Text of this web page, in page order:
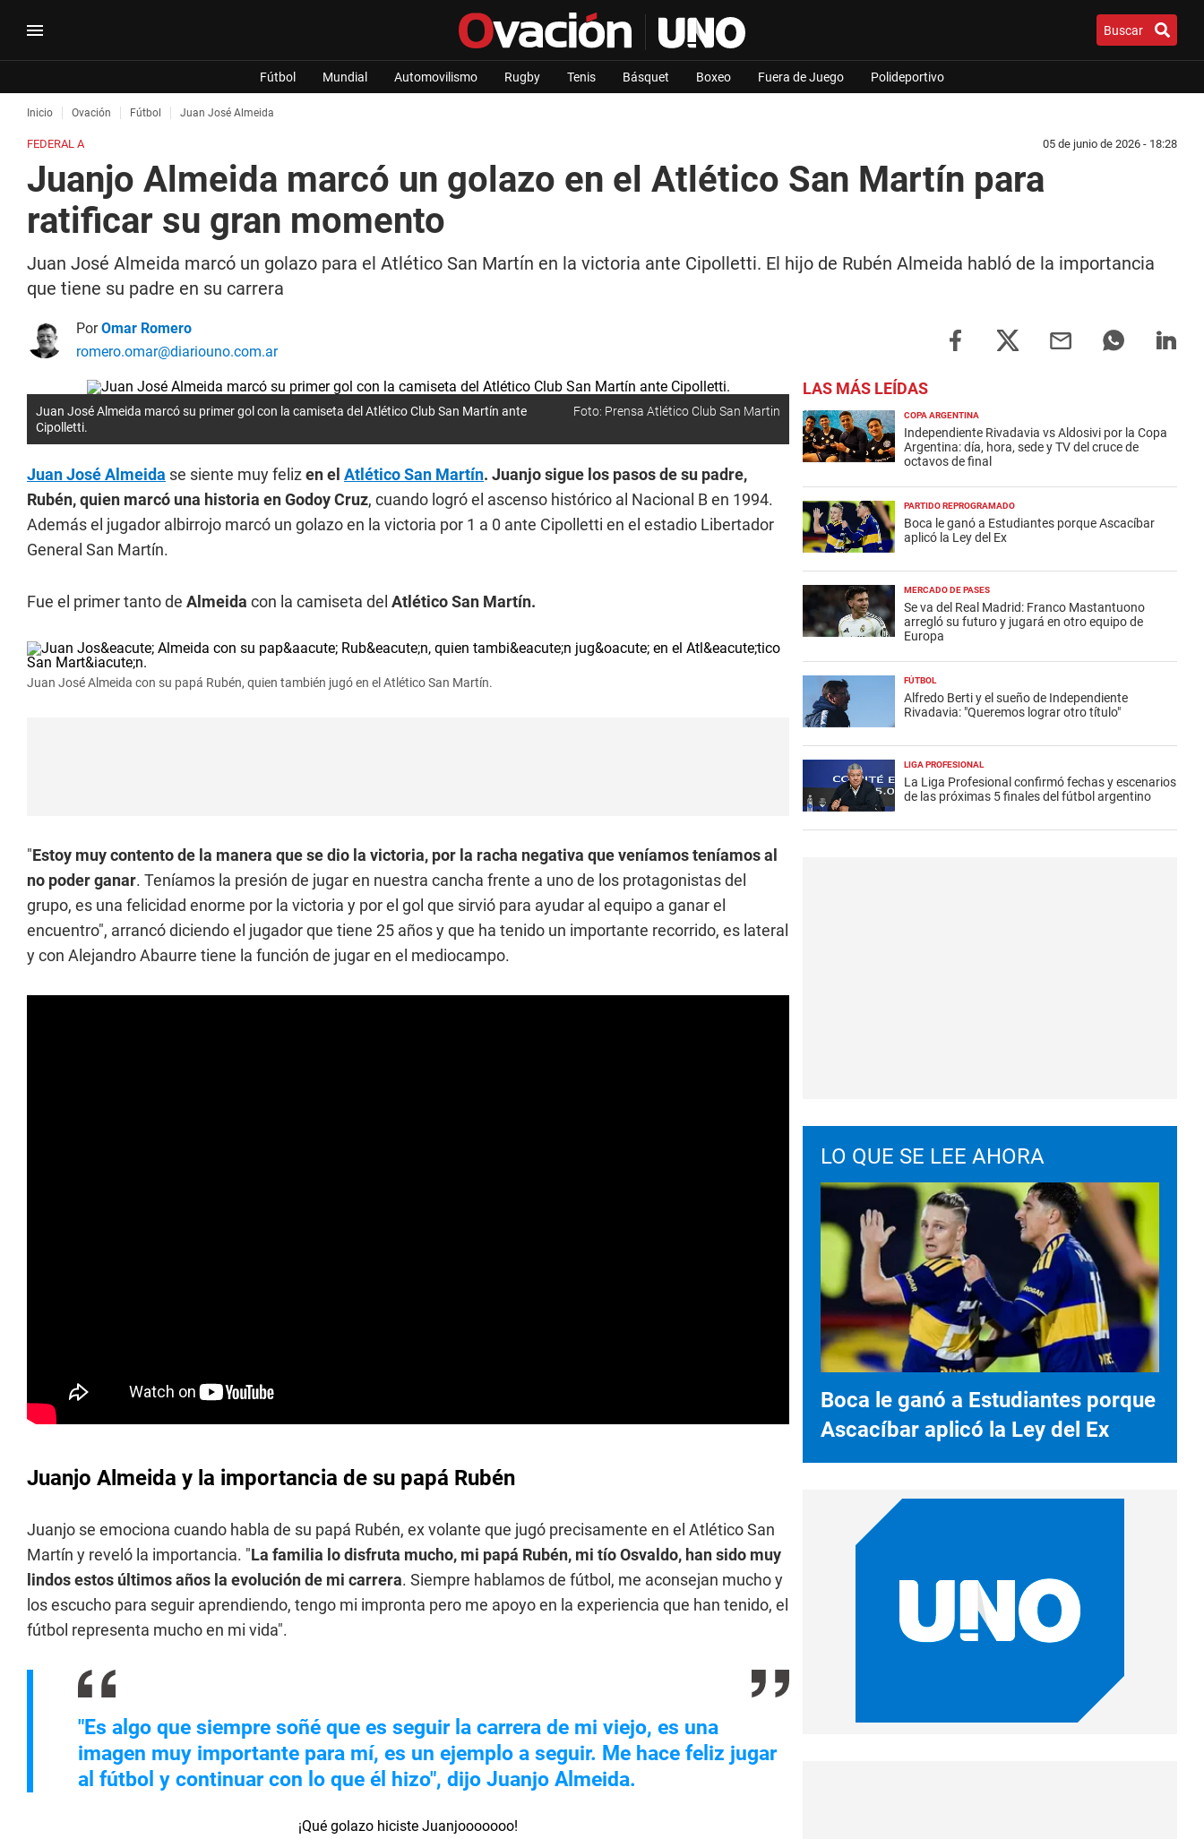
Buscar
Fútbol Mundial Automovilismo Rugby Tenis Básquet Boxeo Fuera de Juego Polideportivo
Inicio Ovación Fútbol Juan José Almeida
FEDERAL A 05 de junio de 2026 - 18:28
Juanjo Almeida marcó un golazo en el Atlético San Martín para
ratificar su gran momento
Juan José Almeida marcó un golazo para el Atlético San Martín en la victoria ante Cipolletti. El hijo de Rubén Almeida habló de la importancia
que tiene su padre en su carrera
PorOmar Romero
romero.omar@diariouno.com.ar
Juan José Almeida marcó su primer gol con la camiseta del Atlético Club San Martín ante
Cipolletti.
Foto: Prensa Atlético Club San Martin
Juan José Almeida se siente muy feliz en el Atlético San Martín. Juanjo sigue los pasos de su padre,
Rubén, quien marcó una historia en Godoy Cruz, cuando logró el ascenso histórico al Nacional B en 1994.
Además el jugador albirrojo marcó un golazo en la victoria por 1 a 0 ante Cipolletti en el estadio Libertador
General San Martín.
Fue el primer tanto de Almeida con la camiseta del Atlético San Martín.
Juan José Almeida con su papá Rubén, quien también jugó en el Atlético San Martín.
"Estoy muy contento de la manera que se dio la victoria, por la racha negativa que veníamos teníamos al
no poder ganar. Teníamos la presión de jugar en nuestra cancha frente a uno de los protagonistas del
grupo, es una felicidad enorme por la victoria y por el gol que sirvió para ayudar al equipo a ganar el
encuentro", arrancó diciendo el jugador que tiene 25 años y que ha tenido un importante recorrido, es lateral
y con Alejandro Abaurre tiene la función de jugar en el mediocampo.
Juanjo Almeida y la importancia de su papá Rubén
Juanjo se emociona cuando habla de su papá Rubén, ex volante que jugó precisamente en el Atlético San
Martín y reveló la importancia. "La familia lo disfruta mucho, mi papá Rubén, mi tío Osvaldo, han sido muy
lindos estos últimos años la evolución de mi carrera. Siempre hablamos de fútbol, me aconsejan mucho y
los escucho para seguir aprendiendo, tengo mi impronta pero me apoyo en la experiencia que han tenido, el
fútbol representa mucho en mi vida".
"Es algo que siempre soñé que es seguir la carrera de mi viejo, es una
imagen muy importante para mí, es un ejemplo a seguir. Me hace feliz jugar
al fútbol y continuar con lo que él hizo", dijo Juanjo Almeida.
¡Qué golazo hiciste Juanjooooooo!
LAS MÁS LEÍDAS
COPA ARGENTINA
Independiente Rivadavia vs Aldosivi por la Copa
Argentina: día, hora, sede y TV del cruce de
octavos de final
PARTIDO REPROGRAMADO
Boca le ganó a Estudiantes porque Ascacíbar
aplicó la Ley del Ex
MERCADO DE PASES
Se va del Real Madrid: Franco Mastantuono
arregló su futuro y jugará en otro equipo de
Europa
FÚTBOL
Alfredo Berti y el sueño de Independiente
Rivadavia: "Queremos lograr otro título"
LIGA PROFESIONAL
La Liga Profesional confirmó fechas y escenarios
de las próximas 5 finales del fútbol argentino
LO QUE SE LEE AHORA
Boca le ganó a Estudiantes porque
Ascacíbar aplicó la Ley del Ex